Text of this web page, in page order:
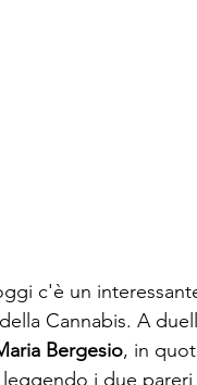
c'è un
Cannabis. A
Bergesio, in
i due